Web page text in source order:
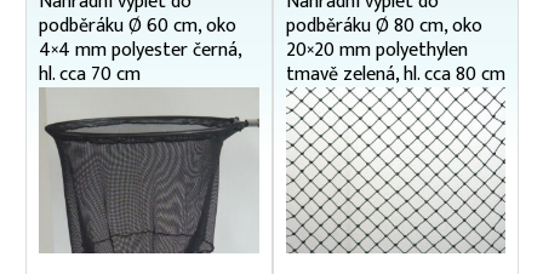
podběráku Ø 60 cm, oko
4×4 mm polyester černá,
hl. cca 70 cm
podběráku Ø 80 cm, oko
20×20 mm polyethylen
tmavě zelená, hl. cca 80 cm